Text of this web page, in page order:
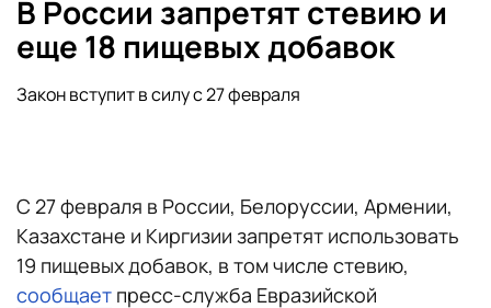
В России запретят стевию и
еще 18 пищевых добавок
Закон вступит в силу с 27 февраля
С 27 февраля в России, Белоруссии, Армении,
Казахстане и Киргизии запретят использовать
19 пищевых добавок, в том числе стевию,
сообщает пресс-служба Евразийской